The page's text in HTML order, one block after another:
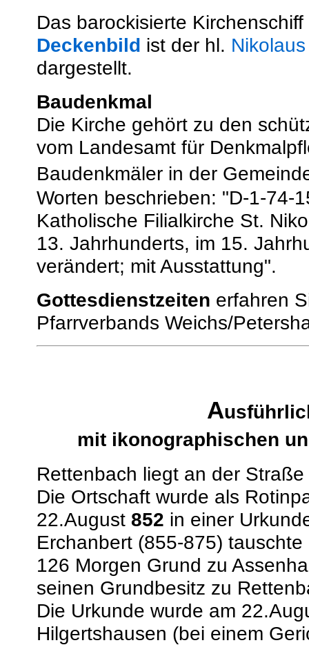
Das barockisierte
Deckenbild ist der hl. Nikolaus
dargestellt.
Baudenkmal
Die Kirche gehört zu den
vom Landesamt für
Baudenkmäler in der
Worten beschrieben: "D-1-74-
Katholische Filialkirche St.
13. Jahrhunderts, im 15.
verändert; mit Ausstattung".
Gottesdienstzeiten erfahren
Pfarrverbands Weichs/
A
mit ikonographischen
Rettenbach liegt an der
Die Ortschaft wurde als
22.August 852 in einer
Erchanbert (855-875)
126 Morgen Grund zu
seinen Grundbesitz zu
Die Urkunde wurde am
Hilgertshausen (bei einem